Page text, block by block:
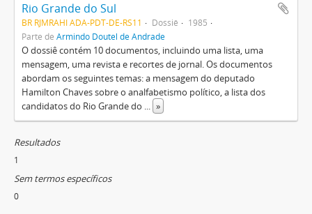
Rio Grande do Sul
BR RJMRAHI ADA-PDT-DE-RS11 Dossiê
1985
Parte de Armindo Doutel de Andrade
O dossiê contém 10 documentos, incluindo uma lista, uma
mensagem, uma revista e recortes de jornal. Os documentos
abordam os seguintes temas: a mensagem do deputado
Hamilton Chaves sobre o analfabetismo político, a lista dos
candidatos do Rio Grande do ... »
Resultados
1
Sem termos específicos
0